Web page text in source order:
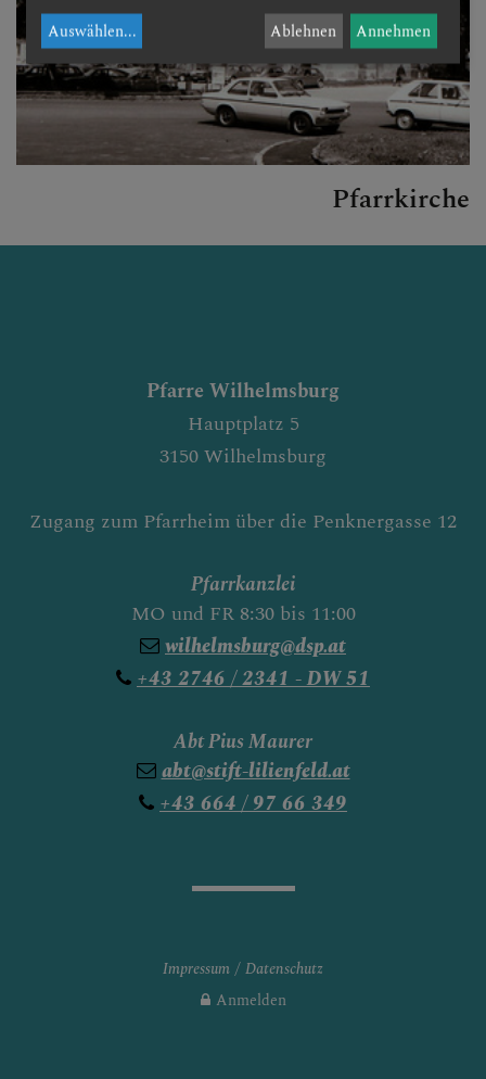
Pfarrkirche
Pfarre Wilhelmsburg
Hauptplatz 5
3150 Wilhelmsburg
Zugang zum Pfarrheim über die Penknergasse 12
Pfarrkanzlei
MO und FR 8:30 bis 11:00
wilhelmsburg@dsp.at
+43 2746 / 2341 - DW 51
Abt Pius Maurer
abt@stift-lilienfeld.at
+43 664 / 97 66 349
Impressum
Datenschutz
Anmelden
Auswählen... Ablehnen Annehmen